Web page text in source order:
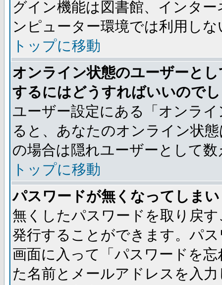
グイン機能は図書館、インタ
ンピューター環境では利用し
トップに移動
オンライン状態のユーザーと
するにはどうすればいいので
ユーザー設定にある「オンラ
ると、あなたのオンライン状
の場合は隠れユーザーとして
トップに移動
パスワードが無くなってしま
無くしたパスワードを取り戻
発行することができます。パ
画面に入って「パスワードを
た名前とメールアドレスを入